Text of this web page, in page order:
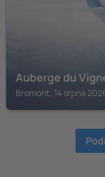
Auberge du
Bromont, 14 srpna